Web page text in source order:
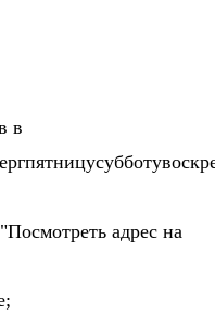
в
адрес на